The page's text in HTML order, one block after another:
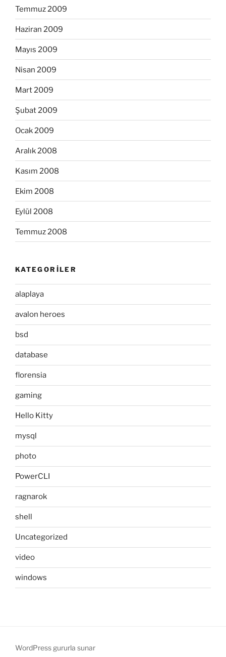
Temmuz 2009
Haziran 2009
Mayıs 2009
Nisan 2009
Mart 2009
Şubat 2009
Ocak 2009
Aralık 2008
Kasım 2008
Ekim 2008
Eylül 2008
Temmuz 2008
KATEGORILER
alaplaya
avalon heroes
bsd
database
florensia
gaming
Hello Kitty
mysql
photo
PowerCLI
ragnarok
shell
Uncategorized
video
windows
WordPress gururla sunar